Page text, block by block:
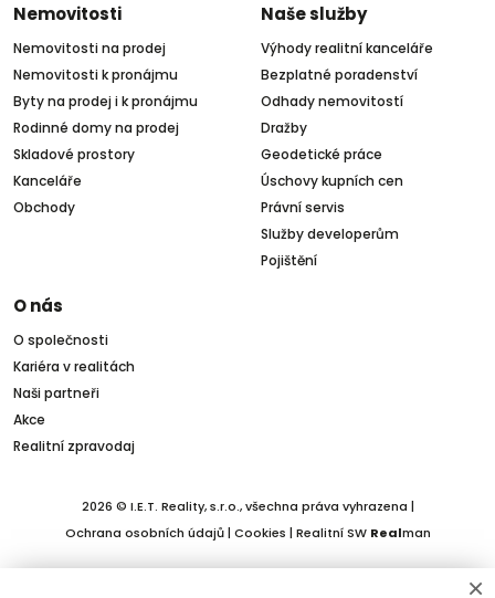
Nemovitosti
Nemovitosti na prodej
Nemovitosti k pronájmu
Byty na prodej i k pronájmu
Rodinné domy na prodej
Skladové prostory
Kanceláře
Obchody
Naše služby
Výhody realitní kanceláře
Bezplatné poradenství
Odhady nemovitostí
Dražby
Geodetické práce
Úschovy kupních cen
Právní servis
Služby developerům
Pojištění
O nás
O společnosti
Kariéra v realitách
Naši partneři
Akce
Realitní zpravodaj
2026 © I.E.T. Reality, s.r.o., všechna práva vyhrazena |
Ochrana osobních údajů| Cookies | Realitní SW Realman
×